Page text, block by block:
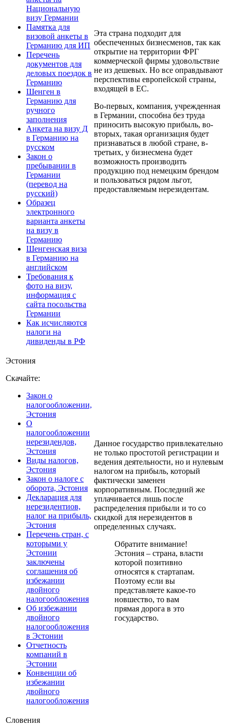
Национальную
визу Германии
Памятка для
визовой анкеты в
Германию для ИП
Перечень
документов для
деловых поездок в
Германию
Шенген в
Германию для
ручного
заполнения
Анкета на визу Д
в Германию на
русском
Закон о
пребывании в
Германии
(перевод на
русский)
Образец
электронного
варианта анкеты
на визу в
Германию
Шенгенская виза
в Германию на
английском
Требования к
фото на визу,
информация с
сайта посольства
Германии
Как исчисляются
налоги на
дивиденды в РФ
Эта страна подходит для
обеспеченных бизнесменов, так как
открытие на территории ФРГ
коммерческой фирмы удовольствие
не из дешевых. Но все оправдывают
перспективы европейской страны,
входящей в ЕС.
Во-первых, компания, учрежденная
в Германии, способна без труда
приносить высокую прибыль, во-
вторых, такая организация будет
признаваться в любой стране, в-
третьих, у бизнесмена будет
возможность производить
продукцию под немецким брендом
и пользоваться рядом льгот,
предоставляемым нерезидентам.
Эстония
Скачайте:
Закон о
налогообложении,
Эстония
О
налогообложении
нерезидендов,
Эстония
Виды налогов,
Эстония
Закон о налоге с
оборота, Эстония
Декларация для
нерезидентиов,
налог на прибыль,
Эстония
Перечень стран, с
которыми у
Эстонии
заключены
соглашения об
избежании
двойного
налогообложения
Об избежании
двойного
налогообложения
в Эстонии
Отчетность
компаний в
Эстонии
Конвенции об
избежании
двойного
налогообложения
Данное государство привлекательно
не только простотой регистрации и
ведения деятельности, но и нулевым
налогом на прибыль, который
фактически заменен
корпоративным. Последний же
уплачивается лишь после
распределения прибыли и то со
скидкой для нерезидентов в
определенных случаях.
Обратите внимание!
Эстония – страна, власти
которой позитивно
относятся к стартапам.
Поэтому если вы
представляете какое-то
новшество, то вам
прямая дорога в это
государство.
Словения